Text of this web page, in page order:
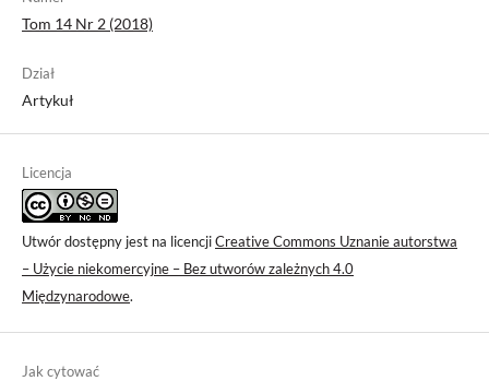
Tom 14 Nr 2 (2018)
Dział
Artykuł
Licencja
Utwór dostępny jest na licencjiCreative Commons Uznanie autorstwa
– Użycie niekomercyjne – Bez utworów zależnych 4.0
Międzynarodowe.
Jak cytować